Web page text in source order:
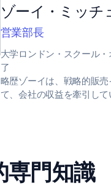
ゾーイ・ミッチ
営業部長
大学ロンドン・スクール
了
略歴ゾーイは、戦略的販
て、会社の収益を牽引して
専門知識